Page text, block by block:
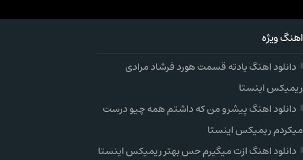
اهنگ ویژه
دانلود اهنگ یادته قسمت هورد فرشاد مرادی
ریمیکس اینستا
دانلود اهنگ پیشرو من که داشتم همه چیو درست
میکردم ریمیکس اینستا
دانلود اهنگ ازت میگیرم حس بهتر ریمیکس اینستا